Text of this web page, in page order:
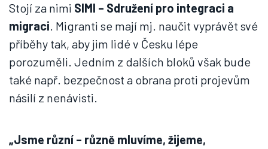
Stojí za nimi SIMI – Sdružení pro integraci a
migraci. Migranti se mají mj. naučit vyprávět své
příběhy tak, aby jim lidé v Česku lépe
porozuměli. Jedním z dalších bloků však bude
také např. bezpečnost a obrana proti projevům
násilí z nenávisti.
„Jsme různí – různě mluvíme, žijeme,